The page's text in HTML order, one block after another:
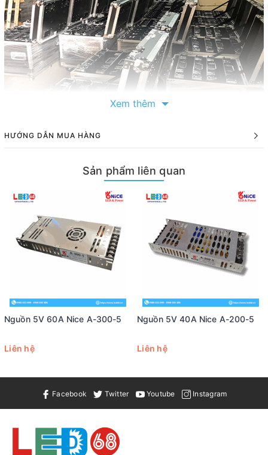
Cung Cấp các loại
Xem thêm
HƯỚNG DẪN MUA HÀNG
Sản phẩm liên quan
Nguồn 5V 60A Nice A-300-5
Liên hệ
Nguồn 5V 40A Nice A-200-5
Liên hệ
Facebook Twitter Youtube Instagram